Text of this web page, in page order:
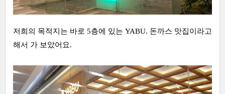
저희의 목적지는 바로 5층에 있는 YABU. 돈까스 맛집이라고
해서 가 보았어요.